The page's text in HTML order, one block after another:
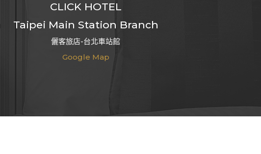
CLICK HOTEL
Taipei Main Station Branch
儷客旅店-台北車站館
Google Map